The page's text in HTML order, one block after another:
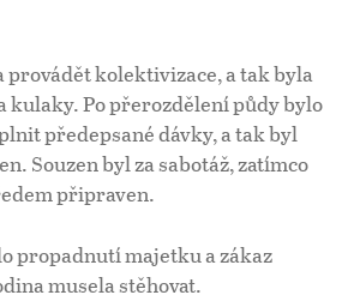
provádět kolektivizace, a tak byla
kulaky. Po přerozdělení půdy bylo
předepsané dávky, a tak byl
Souzen byl za sabotáž, zatímco
připraven.
propadnutí majetku a zákaz
musela stěhovat.